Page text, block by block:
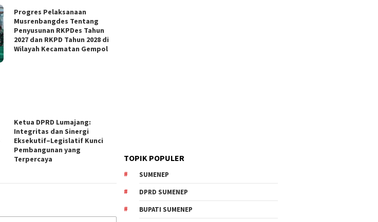
Progres Pelaksanaan
Musrenbangdes Tentang
Penyusunan RKPDes Tahun
2027 dan RKPD Tahun 2028 di
Wilayah Kecamatan Gempol
Ketua DPRD Lumajang:
Integritas dan Sinergi
Eksekutif–Legislatif Kunci
Pembangunan yang
Terpercaya
TOPIK POPULER
SUMENEP
DPRD SUMENEP
BUPATI SUMENEP